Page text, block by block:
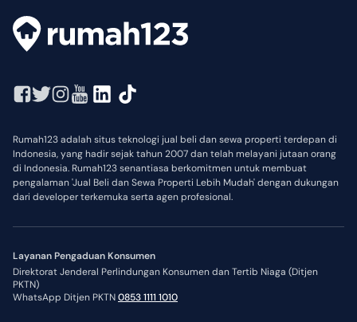
Rumah123 adalah situs teknologi jual beli dan sewa properti terdepan di
Indonesia, yang hadir sejak tahun 2007 dan telah melayani jutaan orang
di Indonesia. Rumah123 senantiasa berkomitmen untuk membuat
pengalaman 'Jual Beli dan Sewa Properti Lebih Mudah' dengan dukungan
dari developer terkemuka serta agen profesional.
Layanan Pengaduan Konsumen
Direktorat Jenderal Perlindungan Konsumen dan Tertib Niaga (Ditjen
PKTN)
WhatsApp Ditjen PKTN0853 1111 1010